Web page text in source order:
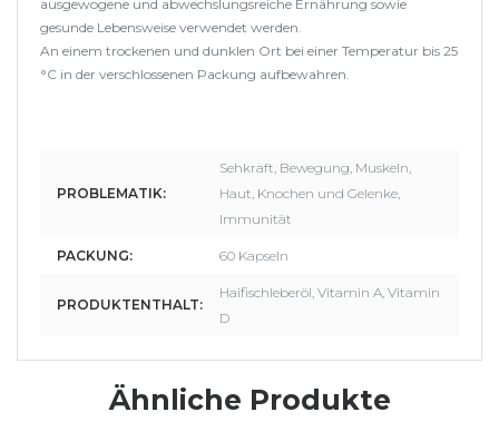
ausgewogene und abwechslungsreiche Ernährung sowie
gesunde Lebensweise verwendet werden.
An einem trockenen und dunklen Ort bei einer Temperatur bis 25
°C in der verschlossenen Packung aufbewahren.
PROBLEMATIK:
Sehkraft, Bewegung, Muskeln,
Haut, Knochen und Gelenke,
Immunität
PACKUNG: 60 Kapseln
PRODUKTENTHALT:
Haifischleberöl, Vitamin A, Vitamin
D
Ähnliche Produkte